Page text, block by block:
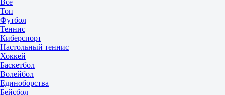
Все
Топ
Футбол
Теннис
Киберспорт
Настольный теннис
Хоккей
Баскетбол
Волейбол
Единоборства
Бейсбол